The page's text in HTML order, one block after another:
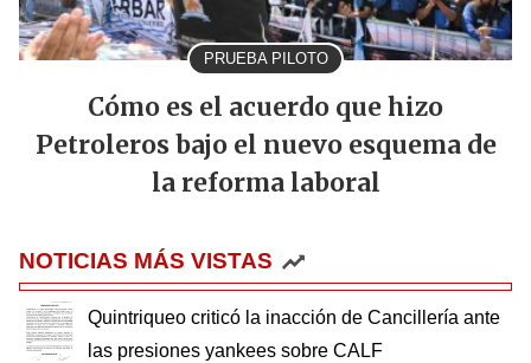
PRUEBA PILOTO
Cómo es el acuerdo que hizo
Petroleros bajo el nuevo esquema de
la reforma laboral
NOTICIAS MÁS VISTAS
Quintriqueo criticó la inacción de Cancillería ante
las presiones yankees sobre CALF